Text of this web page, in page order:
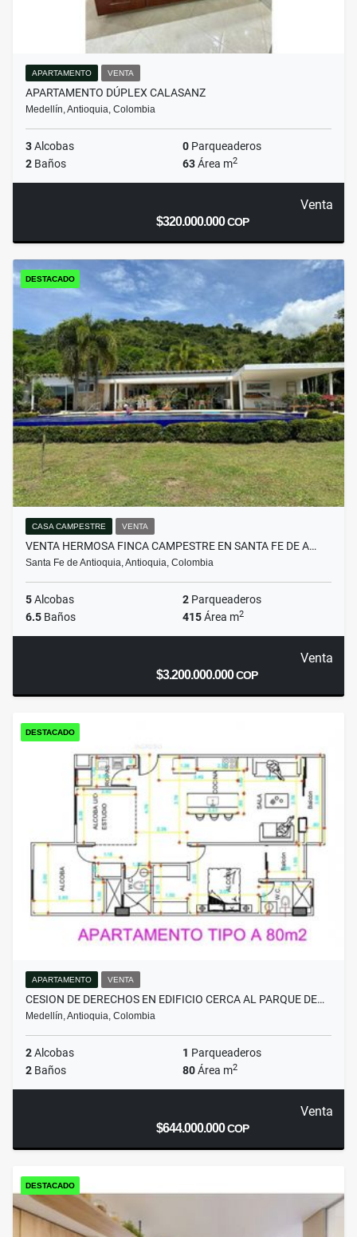
APARTAMENTO VENTA
APARTAMENTO DÚPLEX CALASANZ
Medellín, Antioquia, Colombia
3Alcobas 0 Parqueaderos
2 Baños 63Área m2
Venta
$320.000.000COP
DESTACADO
CASA CAMPESTRE VENTA
VENTA HERMOSA FINCA CAMPESTRE EN SANTA FE DE A…
Santa Fe de Antioquia, Antioquia, Colombia
5Alcobas 2 Parqueaderos
6.5 Baños 415Área m2
Venta
$3.200.000.000COP
DESTACADO
APARTAMENTO VENTA
CESION DE DERECHOS EN EDIFICIO CERCA AL PARQUE DE…
Medellín, Antioquia, Colombia
2Alcobas 1 Parqueaderos
2 Baños 80Área m2
Venta
$644.000.000COP
DESTACADO